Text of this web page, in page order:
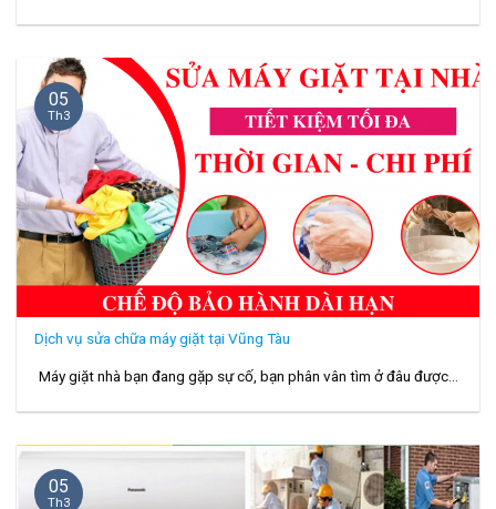
Dịch vụ sửa chữa máy giặt tại Vũng Tàu
Máy giặt nhà bạn đang gặp sự cố, bạn phân vân tìm ở đâu được...
05
Th3
05
Th3